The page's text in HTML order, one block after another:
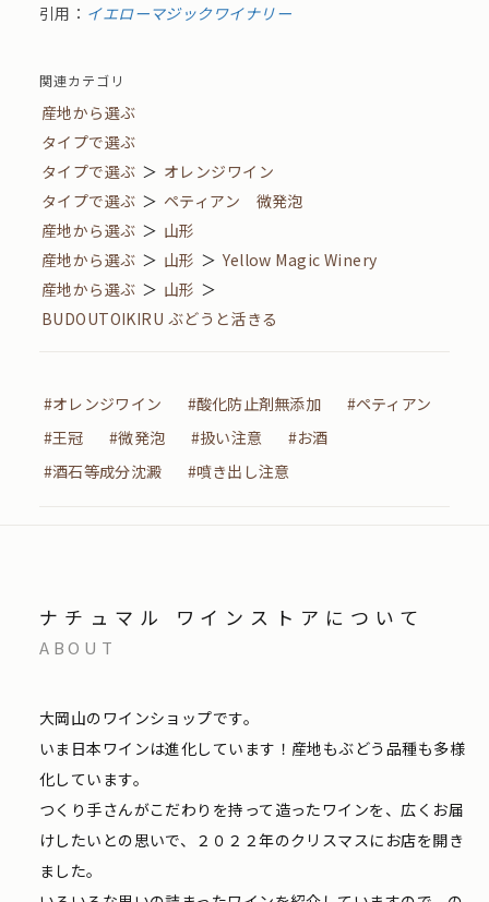
引用： イエローマジックワイナリー
関連カテゴリ
産地から選ぶ
タイプで選ぶ
タイプで選ぶ ＞ オレンジワイン
タイプで選ぶ ＞ ペティアン 微発泡
産地から選ぶ ＞ 山形
産地から選ぶ ＞ 山形 ＞ Yellow Magic Winery
産地から選ぶ ＞ 山形 ＞
BUDOUTOIKIRU ぶどうと活きる
#オレンジワイン #酸化防止剤無添加
#ペティアン
#王冠
#微発泡 #扱い注意
#お酒
#酒石等成分沈澱
#噴き出し注意
ナチュマル ワインストアについて
ABOUT
大岡山のワインショップです。
いま日本ワインは進化しています！産地もぶどう品種も多様
化しています。
つくり手さんがこだわりを持って造ったワインを、広くお届
けしたいとの思いで、２０２２年のクリスマスにお店を開き
ました。